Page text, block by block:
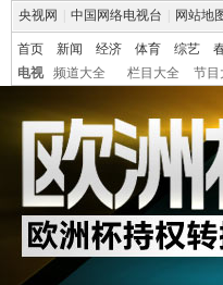
央视网 中国网络电视台 网站地
首页 新闻 经济 体育 综艺
电视
频道大全 栏目大全 节目